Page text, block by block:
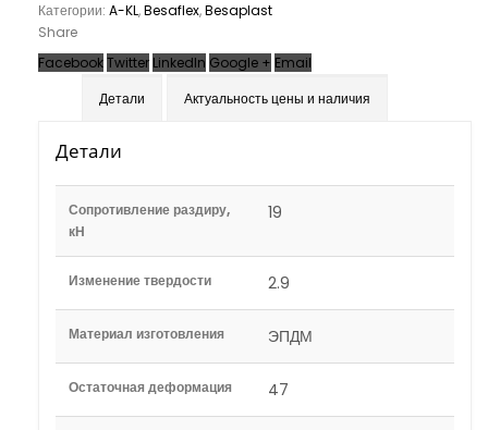
Категории: A-KL,Besaflex,Besaplast
Share
FacebookTwitter LinkedIn Google + Email
Детали
Актуальность цены и наличия
Детали
Сопротивление раздиру,
кН
19
Изменение твердости 2.9
Материал изготовления ЭПДМ
Остаточная деформация 47